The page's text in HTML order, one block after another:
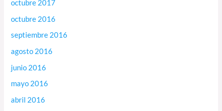
octubre 2017
octubre 2016
septiembre 2016
agosto 2016
junio 2016
mayo 2016
abril 2016